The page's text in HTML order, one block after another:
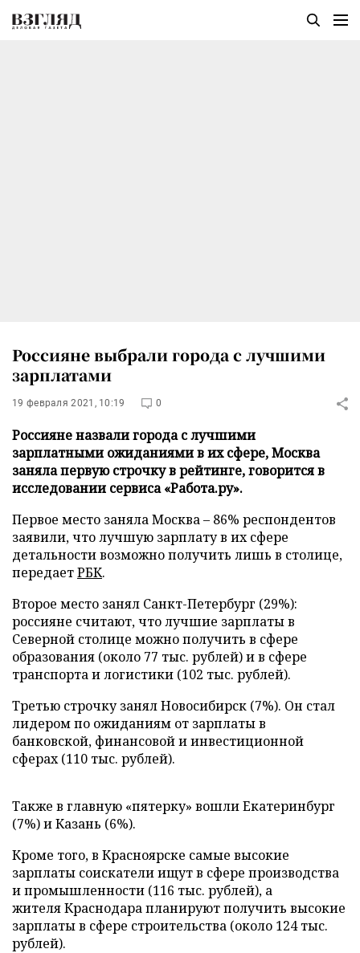
Россияне выбрали города с лучшими
зарплатами
19 февраля 2021, 10:19 0
Россияне назвали города с лучшими
зарплатными ожиданиями в их сфере, Москва
заняла первую строчку в рейтинге, говорится в
исследовании сервиса «Работа.ру».
Первое место заняла Москва – 86% респондентов
заявили, что лучшую зарплату в их сфере
детальности возможно получить лишь в столице,
передаетРБК.
Второе место занял Санкт-Петербург (29%):
россияне считают, что лучшие зарплаты в
Северной столице можно получить в сфере
образования (около 77 тыс. рублей) и в сфере
транспорта и логистики (102 тыс. рублей).
Третью строчку занял Новосибирск (7%). Он стал
лидером по ожиданиям от зарплаты в
банковской, финансовой и инвестиционной
сферах (110 тыс. рублей).
Также в главную «пятерку» вошли Екатеринбург
(7%) и Казань (6%).
Кроме того, в Красноярске самые высокие
зарплаты соискатели ищут в сфере производства
и промышленности (116 тыс. рублей), а
жителя Краснодара планируют получить высокие
зарплаты в сфере строительства (около 124 тыс.
рублей).